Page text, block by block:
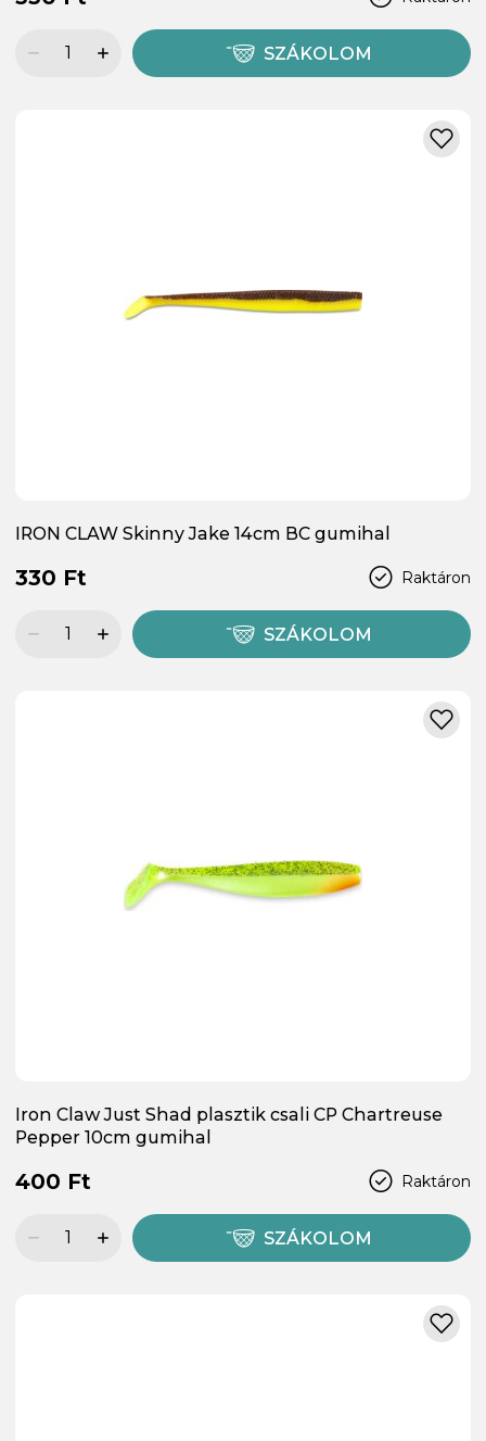
SZÁKOLOM
IRON CLAW Skinny Jake 14cm BC gumihal
Raktáron
330 Ft
SZÁKOLOM
Iron Claw Just Shad plasztik csali CP Chartreuse
Pepper 10cm gumihal
Raktáron
400 Ft
SZÁKOLOM